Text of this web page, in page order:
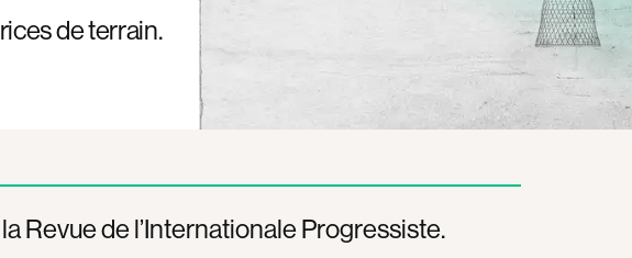
de terrain.
Revue de l’Internationale Progressiste.